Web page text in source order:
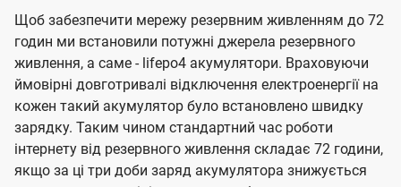
Щоб забезпечити мережу резервним живленням до 72
годин ми встановили потужні джерела резервного
живлення, а саме - lifepo4 акумулятори. Враховуючи
ймовірні довготривалі відключення електроенергії на
кожен такий акумулятор було встановлено швидку
зарядку. Таким чином стандартний час роботи
інтернету від резервного живлення складає 72 години,
якщо за ці три доби заряд акумулятора знижується